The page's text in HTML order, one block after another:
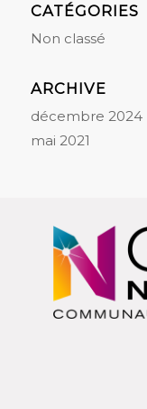
CATÉGORIES
Non classé
ARCHIVE
décembre 2024
mai 2021